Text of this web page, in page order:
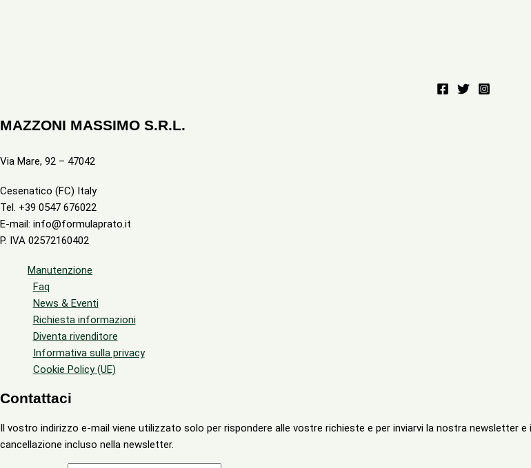
MAZZONI MASSIMO S.R.L.
Via Mare, 92 – 47042
Cesenatico (FC) Italy
Tel. +39 0547 676022
E-mail: info@formulaprato.it
P. IVA 02572160402
Manutenzione
Faq
News & Eventi
Richiesta informazioni
Diventa rivenditore
Informativa sulla privacy
Cookie Policy (UE)
Contattaci
Il vostro indirizzo e-mail viene utilizzato solo per rispondere alle vostre richieste e per inviarvi la nostra newsletter
cancellazione incluso nella newsletter.